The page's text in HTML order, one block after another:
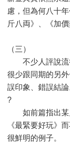
慮，但為何八十
斤八両》、《加
（三）
不少人評說流
很少跟同期的另
誤印象、錯誤結論
?
如前篇指出某
《最緊要好玩》
很鮮明的例子。